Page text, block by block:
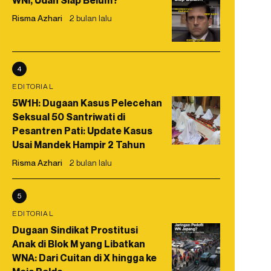
Risma Azhari 2 bulan lalu
4
EDITORIAL
5W1H: Dugaan Kasus Pelecehan
Seksual 50 Santriwati di
Pesantren Pati: Update Kasus
Usai Mandek Hampir 2 Tahun
Risma Azhari 2 bulan lalu
5
EDITORIAL
Dugaan Sindikat Prostitusi
Anak di Blok M yang Libatkan
WNA: Dari Cuitan di X hingga ke